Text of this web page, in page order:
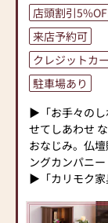
※お仏壇の掲載
庫のない商品は
ますのでご了承
≪はせがわ店舗
内≫
●仏壇・仏具・
品整理のご相談
●ご来店予約(
い)
●お電話(ご相
を承ります。
仏壇を見た」と
●訪問(はせが
がご相談や商
きを致します)
店頭割引
来店予約可
クレジットカ
駐車場あり
▶「お手々のし
せてしあわせ
おなじみ。仏
ングカンパニー
▶「カリモク家
ンテリアにマ